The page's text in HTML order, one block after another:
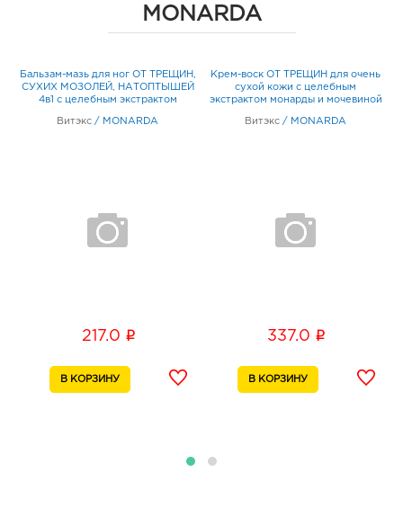
График работы: 10:00 - 20:00
Белгород ост-ка Стадион: 269.0 руб.
308009, Белгородская обл, г Белгород, пр-кт
Белгородский, д. 93
Воронеж Солнечный Рай: 269.0 руб.
MONARDA
Бальзам-мазь для ног ОТ ТРЕЩИН,
СУХИХ МОЗОЛЕЙ, НАТОПТЫШЕЙ
4в1 с целебным экстрактом
Витэкс / MONARDA
217.0 i
Крем-воск ОТ ТРЕЩИН для очень
сухой кожи с целебным
экстрактом монарды и мочевиной
Витэкс / MONARDA
337.0 i